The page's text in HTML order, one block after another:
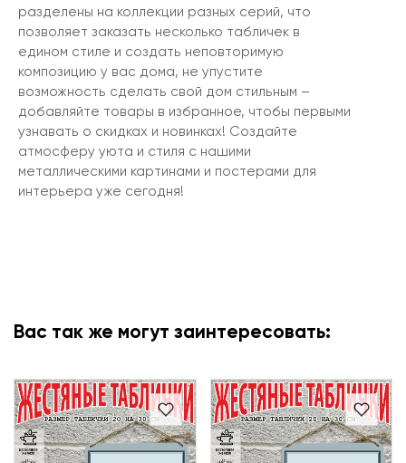
разделены на коллекции разных серий, что
позволяет заказать несколько табличек в
едином стиле и создать неповторимую
композицию у вас дома, не упустите
возможность сделать свой дом стильным –
добавляйте товары в избранное, чтобы первыми
узнавать о скидках и новинках! Создайте
атмосферу уюта и стиля с нашими
металлическими картинами и постерами для
интерьера уже сегодня!
Вас так же могут заинтересовать: